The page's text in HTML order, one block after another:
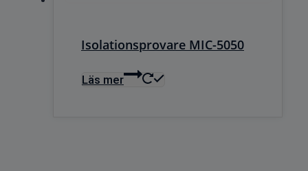
Isolationsprovare MIC-5050
Läs mer